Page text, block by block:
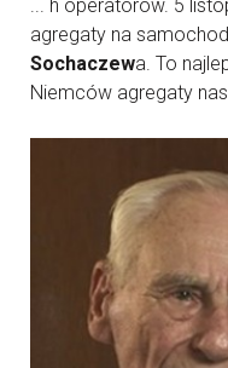
... h operatorów. 5
agregaty na
Sochaczewa. To
Niemców agregaty